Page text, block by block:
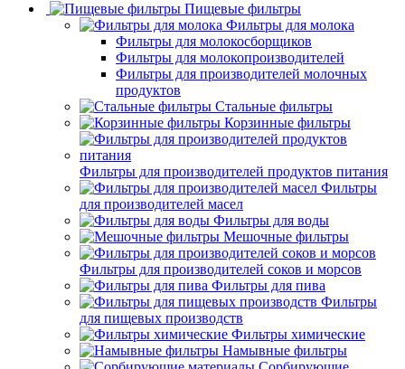
Пищевые фильтры
Фильтры для молока
Фильтры для молокосборщиков
Фильтры для молокопроизводителей
Фильтры для производителей молочных
продуктов
Стальные фильтры
Корзинные фильтры
Фильтры для производителей продуктов питания
Фильтры
для производителей масел
Фильтры для воды
Мешочные фильтры
Фильтры для производителей соков и морсов
Фильтры для пива
Фильтры
для пищевых производств
Фильтры химические
Намывные фильтры